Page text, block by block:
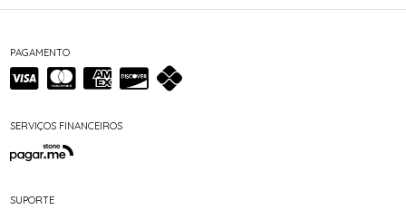
PAGAMENTO
SERVIÇOS FINANCEIROS
SUPORTE